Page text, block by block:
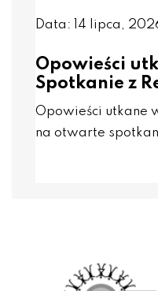
Data: 14 lipca,
Opowieści
Spotkanie z
Opowieści utkane
na otwarte